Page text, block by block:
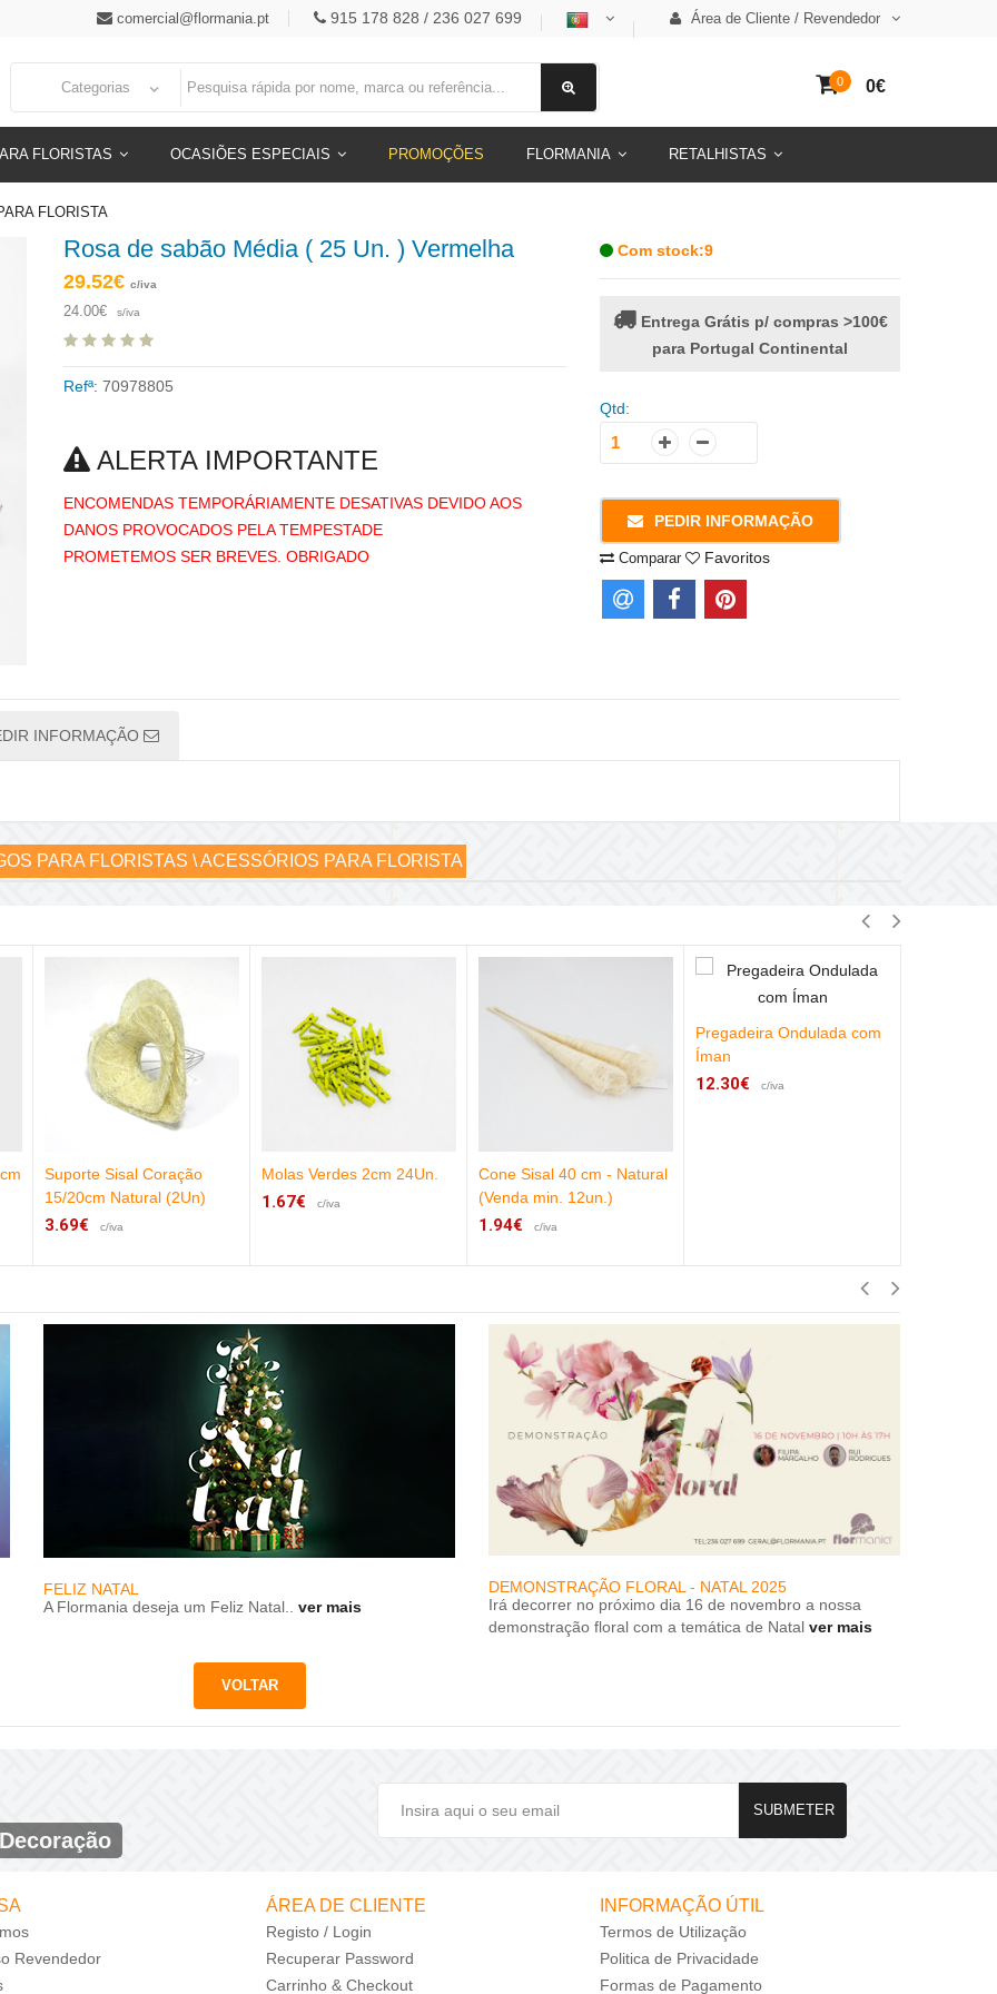
comercial@flormania.pt 915 178 828 / 236 027 699 Área de Cliente / Revendedor
Categorias
FLORISTAS OCASIÕES ESPECIAIS PROMOÇÕES FLORMANIA RETALHISTAS
0 0€
FLORISTA
Rosa de sabão Média ( 25 Un. ) Vermelha
29.52€ c/iva
24.00€ s/iva
Refª: 70978805
ALERTA IMPORTANTE
ENCOMENDAS TEMPORÁRIAMENTE DESATIVAS DEVIDO AOS
DANOS PROVOCADOS PELA TEMPESTADE
PROMETEMOS SER BREVES. OBRIGADO
Com stock:9
Entrega Grátis p/ compras >100€
para Portugal Continental
Qtd:
PEDIR INFORMAÇÃO
Comparar Favoritos
INFORMAÇÃO
PARA FLORISTAS \ ACESSÓRIOS PARA FLORISTA
Suporte Sisal Coração
15/20cm Natural (2Un)
3.69€ c/iva
Molas Verdes 2cm 24Un.
1.67€ c/iva
Cone Sisal 40 cm - Natural
(Venda min. 12un.)
1.94€ c/iva
Pregadeira Ondulada com
Íman
12.30€ c/iva
FELIZ NATAL
A Flormania deseja um Feliz Natal..
ver mais
DEMONSTRAÇÃO FLORAL - NATAL 2025
Irá decorrer no próximo dia 16 de novembro a nossa
demonstração floral com a temática de Natal ver mais
SUBMETER
Revendedor
ÁREA DE CLIENTE
Registo / Login
Recuperar Password
Carrinho & Checkout
INFORMAÇÃO ÚTIL
Termos de Utilização
Politica de Privacidade
Formas de Pagamento